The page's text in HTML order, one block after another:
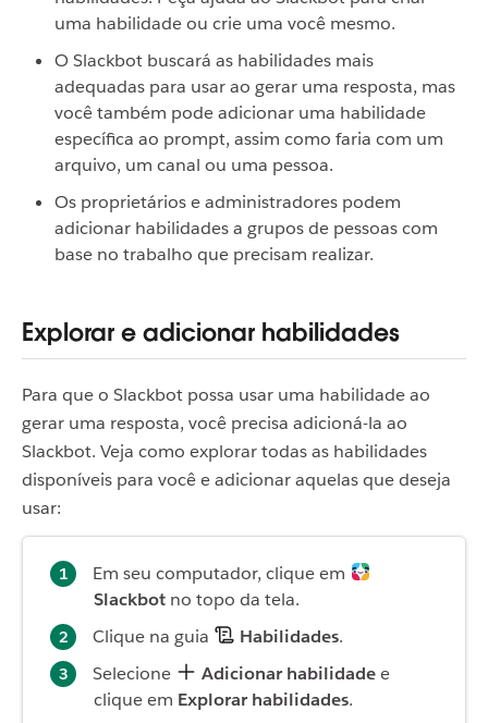
uma habilidade ou crie uma você mesmo.
O Slackbot buscará as habilidades mais
adequadas para usar ao gerar uma resposta, mas
você também pode adicionar uma habilidade
específica ao prompt, assim como faria com um
arquivo, um canal ou uma pessoa.
Os proprietários e administradores podem
adicionar habilidades a grupos de pessoas com
base no trabalho que precisam realizar.
Explorar e adicionar habilidades
Para que o Slackbot possa usar uma habilidade ao
gerar uma resposta, você precisa adicioná-la ao
Slackbot. Veja como explorar todas as habilidades
disponíveis para você e adicionar aquelas que deseja
usar:
Em seu computador, clique em
Slackbot no topo da tela.
Clique na guia
Habilidades.
Selecione
Adicionar habilidadee
clique em Explorar habilidades.